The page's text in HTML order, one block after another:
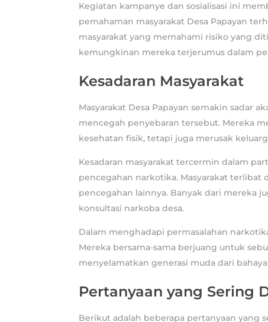
Kegiatan kampanye dan sosialisasi ini
pemahaman masyarakat Desa Papayan
masyarakat yang memahami risiko yang
kemungkinan mereka terjerumus dalam
Kesadaran Masyarakat
Masyarakat Desa Papayan semakin sadar
mencegah penyebaran tersebut. Mereka
kesehatan fisik, tetapi juga merusak
Kesadaran masyarakat tercermin dalam
pencegahan narkotika. Masyarakat terlibat
pencegahan lainnya. Banyak dari mereka
konsultasi narkoba desa.
Dalam menghadapi permasalahan
Mereka bersama-sama berjuang untuk
menyelamatkan generasi muda dari
Pertanyaan yang Sering
Berikut adalah beberapa pertanyaan yang